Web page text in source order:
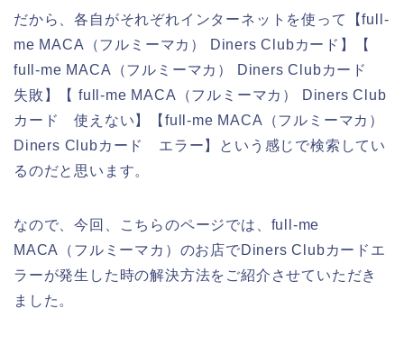
だから、各自がそれぞれインターネットを使って【full-
me MACA（フルミーマカ） Diners Clubカード】【
full-me MACA（フルミーマカ） Diners Clubカード
失敗】【 full-me MACA（フルミーマカ） Diners Club
カード 使えない】【full-me MACA（フルミーマカ）
Diners Clubカード エラー】という感じで検索してい
るのだと思います。
なので、今回、こちらのページでは、full-me
MACA（フルミーマカ）のお店でDiners Clubカードエ
ラーが発生した時の解決方法をご紹介させていただき
ました。